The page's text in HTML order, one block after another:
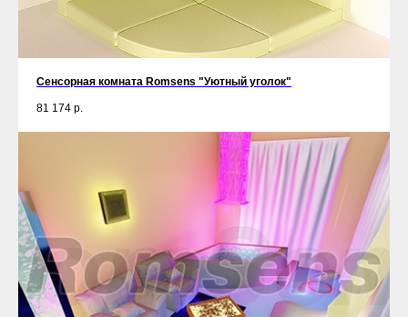
Сенсорная комната Romsens "Уютный уголок"
81 174 р.